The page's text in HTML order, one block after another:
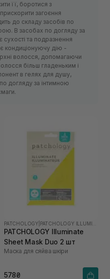
її, боротися з
загоєння
до складу засобів по
В засобах по догляду за
сухості та подразнення
кондиціонуючу дію -
волосся, допомагаючи
більш гладеньким і
в гелях для душу,
догляду за інтимною
PATCHOLOGY
PATCHOLOGY Illuminate
Sheet Mask Duo 2 шт
Маска для сяйва шкіри
578₴